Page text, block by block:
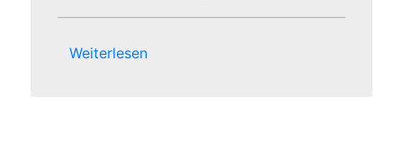
Weiterlesen